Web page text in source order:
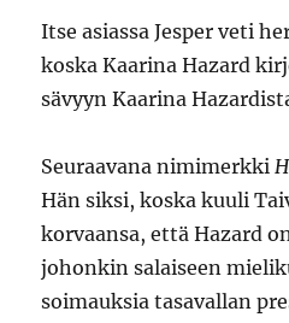
Itse asiassa Jesper veti
koska Kaarina Hazard
sävyyn Kaarina
Seuraavana nimimerkki
Hän siksi, koska kuuli
korvaansa, että Hazard
johonkin salaiseen
soimauksia tasavallan